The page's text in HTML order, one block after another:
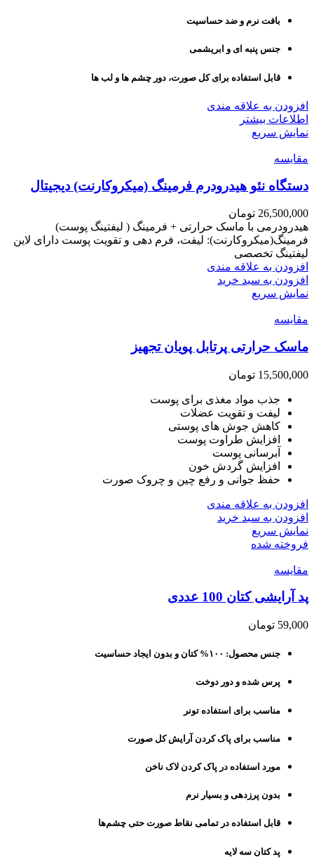
بافت نرم و ضد حساسیت
جنس پنبه ای و ابریشمی
قابل استفاده برای کل صورت، دور چشم ها و لب ها
افزودن به علاقه مندی
اطلاعات بیشتر
نمایش سریع
مقايسه
دستگاه نئو هیدرودرم فرمینگ (میکروکارنت) دیجیتال
26,500,000 تومان
هیدرودرمی با ماسک حرارتی + فرمینگ ( لیفتینگ پوست)
فرمینگ(میکروکارنت): لیفت، فرم دهی و تقویت پوست دارای لاین
لیفتینگ تخصصی
افزودن به علاقه مندی
افزودن به سبد خرید
نمایش سریع
مقايسه
ماسک حرارتی پرتابل پویان تجهیز
15,500,000 تومان
جذب مواد مغذی برای پوست
لیفت و تقویت عضلات
کاهش جوش های پوستی
افزایش طراوت پوست
آبرسانی پوست
افزایش گردش خون
حفظ جوانی و رفع چین و چروک صورت
افزودن به علاقه مندی
افزودن به سبد خرید
نمایش سریع
فروخته شده
مقايسه
پد آرایشی کتان 100 عددی
59,000 تومان
جنس محصول: ۱۰۰% کتان و بدون ایجاد حساسیت
پرس شده و دور دوخت
مناسب برای استفاده تونر
مناسب برای پاک کردن آرایش کل صورت
مورد استفاده در پاک کردن لاک ناخن
بدون پرزدهی و بسیار نرم
قابل استفاده در تمامی نقاط صورت حتی چشم‌ها
پد کتان سه لایه